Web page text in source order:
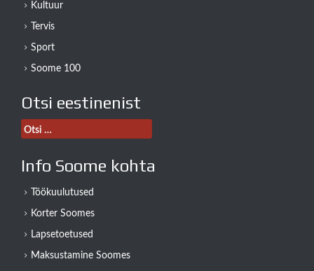
Kultuur
Tervis
Sport
Soome 100
Otsi eestinenist
Otsi:
Info Soome kohta
Töökuulutused
Korter Soomes
Lapsetoetused
Maksustamine Soomes